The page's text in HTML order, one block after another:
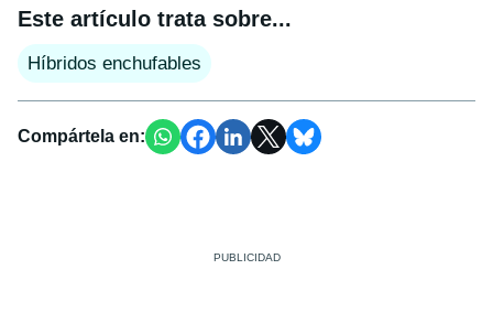
Este artículo trata sobre...
Híbridos enchufables
Compártela en: